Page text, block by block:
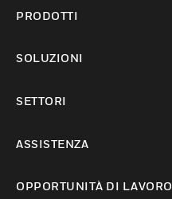
PRODOTTI
SOLUZIONI
SETTORI
ASSISTENZA
OPPORTUNITÀ DI LAVORO